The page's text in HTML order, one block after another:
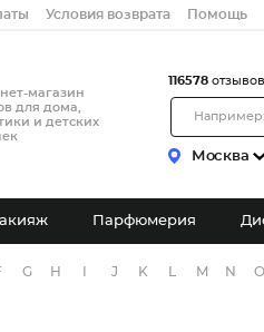
Условия возврата Помощь
магазин
для дома,
и детских
Москва
116578 отзывов
Парфюмерия
G H J K M N O